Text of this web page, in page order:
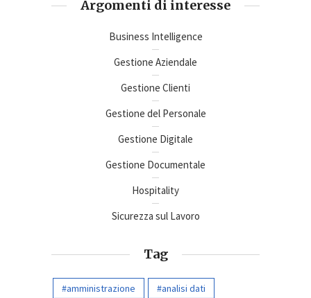
Argomenti di interesse
Business Intelligence
Gestione Aziendale
Gestione Clienti
Gestione del Personale
Gestione Digitale
Gestione Documentale
Hospitality
Sicurezza sul Lavoro
Tag
amministrazione
analisi dati